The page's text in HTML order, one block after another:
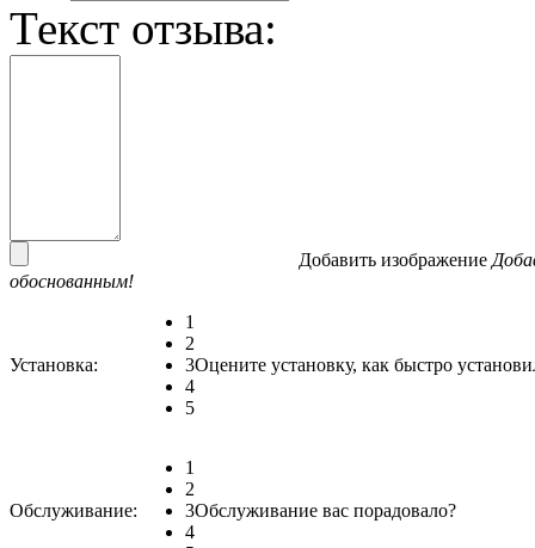
Текст отзыва:
Добавить изображение
обоснованным!
Установка:
1
2
3
4
5
Оцените установку, как быстро
Обслуживание:
1
2
3
4
Обслуживание вас порадовало?